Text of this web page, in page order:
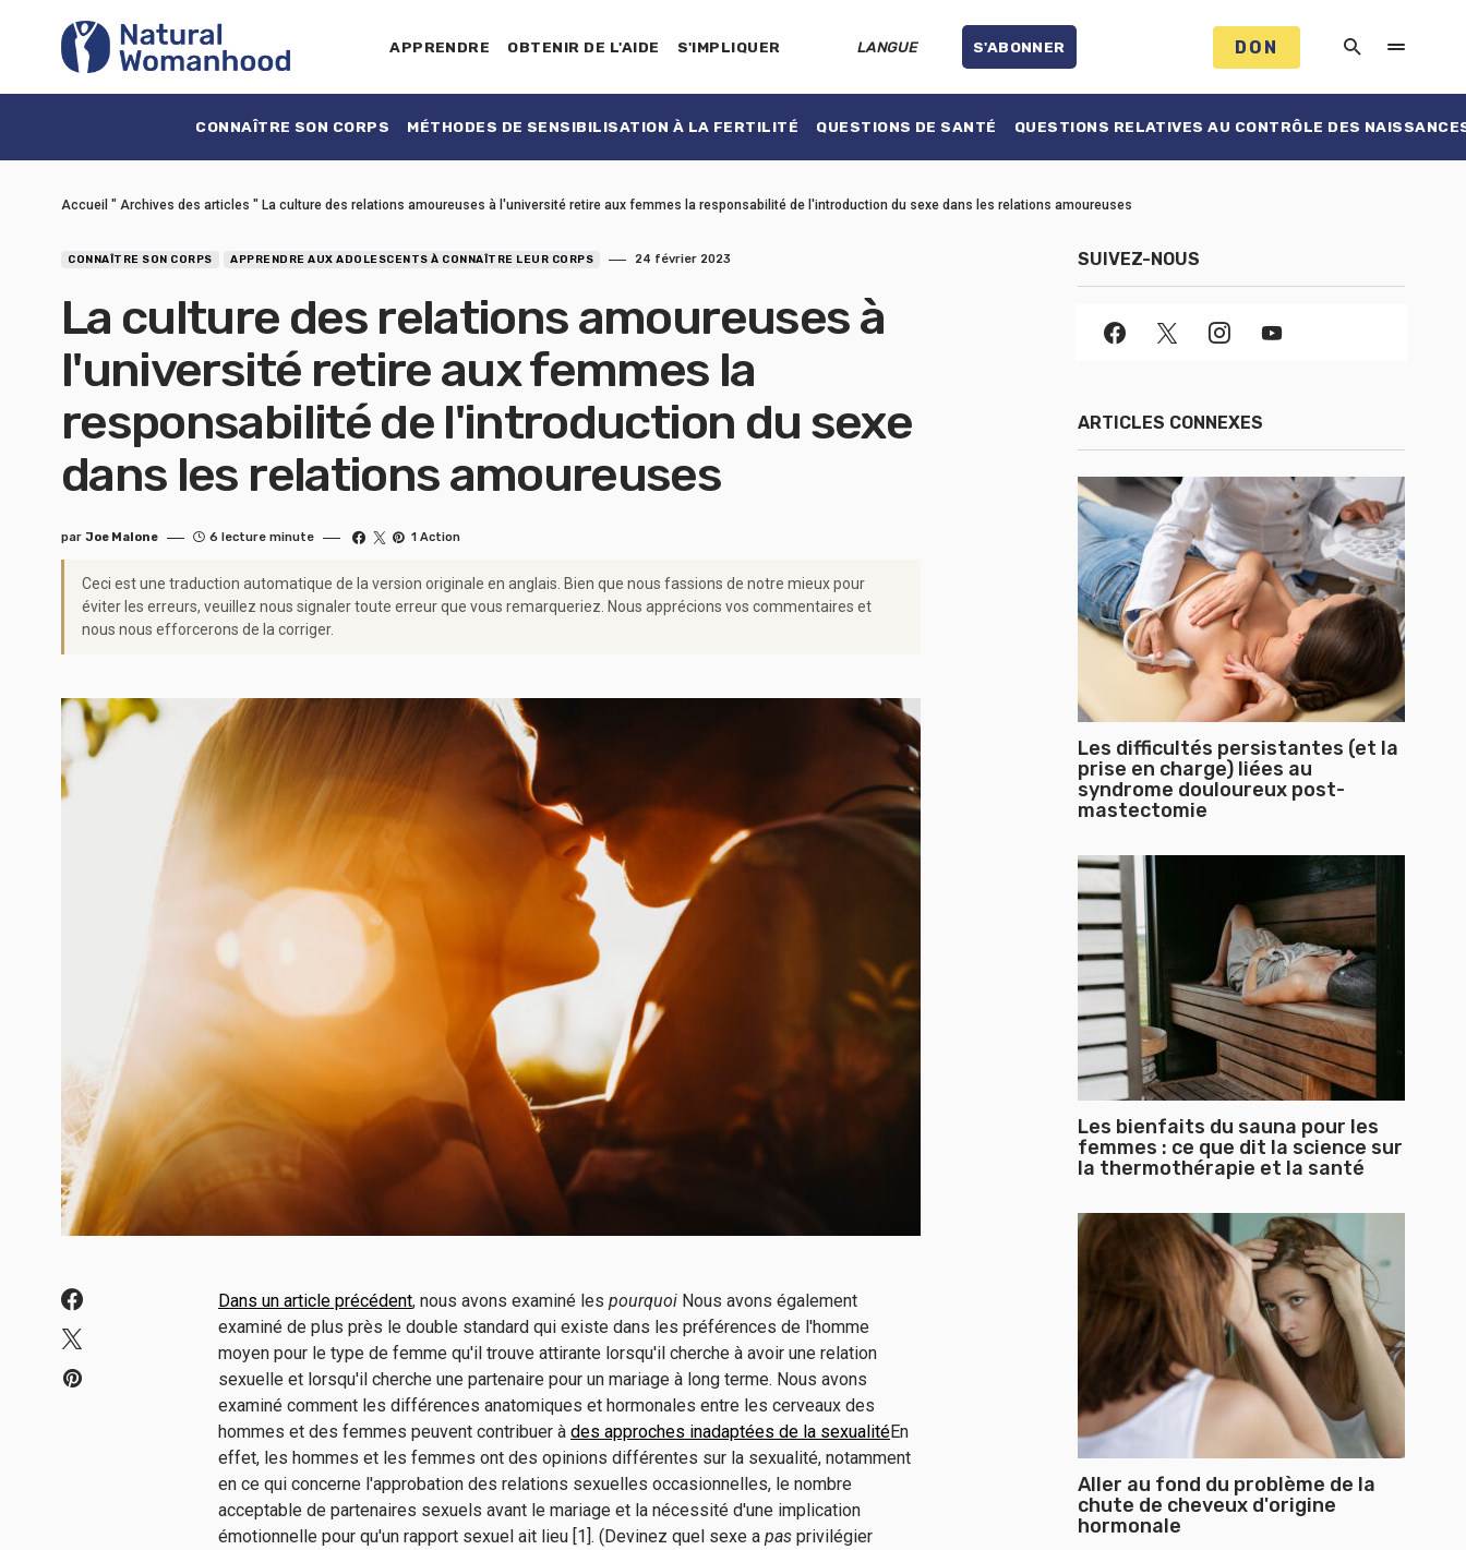
APPRENDRE OBTENIR DE L'AIDE S'IMPLIQUER LANGUE S'ABONNER DON
CONNAÎTRE SON CORPS MÉTHODES DE SENSIBILISATION À LA FERTILITÉ QUESTIONS DE SANTÉ QUESTIONS RELATIVES AU CONTRÔLE DES
Accueil " Archives des articles " La culture des relations amoureuses à l'université retire aux femmes la responsabilité de l'introduction du sexe dans les relations amoureuses
CONNAÎTRE SON CORPS APPRENDRE AUX ADOLESCENTS À CONNAÎTRE LEUR CORPS 24 février 2023
La culture des relations amoureuses à
l'université retire aux femmes la
responsabilité de l'introduction du sexe
dans les relations amoureuses
par Joe Malone 6 lecture minute 1 Action
Ceci est une traduction automatique de la version originale en anglais. Bien que nous fassions de notre mieux pour
éviter les erreurs, veuillez nous signaler toute erreur que vous remarqueriez. Nous apprécions vos commentaires et
nous nous efforcerons de la corriger.
Dans un article précédent, nous avons examiné les pourquoi Nous avons également
examiné de plus près le double standard qui existe dans les préférences de l'homme
moyen pour le type de femme qu'il trouve attirante lorsqu'il cherche à avoir une relation
sexuelle et lorsqu'il cherche une partenaire pour un mariage à long terme. Nous avons
examiné comment les différences anatomiques et hormonales entre les cerveaux des
hommes et des femmes peuvent contribuer à des approches inadaptées de la sexualitéEn
effet, les hommes et les femmes ont des opinions différentes sur la sexualité, notamment
en ce qui concerne l'approbation des relations sexuelles occasionnelles, le nombre
acceptable de partenaires sexuels avant le mariage et la nécessité d'une implication
émotionnelle pour qu'un rapport sexuel ait lieu [1]. (Devinez quel sexe a pas privilégier
SUIVEZ-NOUS
ARTICLES CONNEXES
Les difficultés persistantes (et la
prise en charge) liées au
syndrome douloureux post-
mastectomie
Les bienfaits du sauna pour les
femmes : ce que dit la science sur
la thermothérapie et la santé
Aller au fond du problème de la
chute de cheveux d'origine
hormonale